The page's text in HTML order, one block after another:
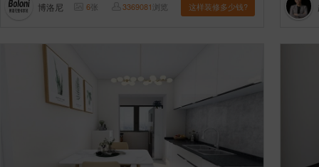
博洛尼 6张 3369081浏览 这样装修多少钱?